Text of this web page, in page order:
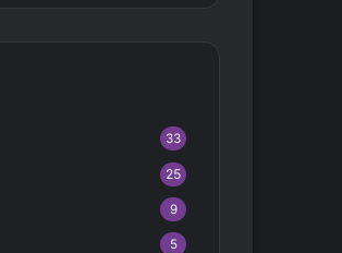
33
25
9
5